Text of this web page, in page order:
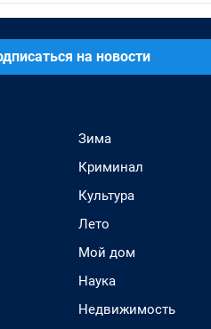
на новости
Зима
Криминал
Культура
Лето
Мой дом
Наука
Недвижимость